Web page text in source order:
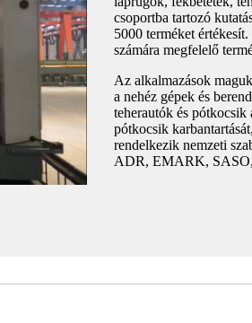
csoportba tartozó
5000 terméket
számára megfelelő
Az alkalmazások
a nehéz gépek és
teherautók és pótkocsik
pótkocsik
rendelkezik nemzeti
ADR, EMARK,